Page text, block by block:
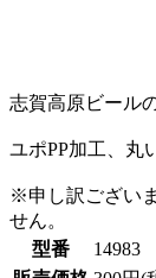
志賀高原ビール
ユポPP加工、丸
※申し訳ござい
せん。
型番
14983